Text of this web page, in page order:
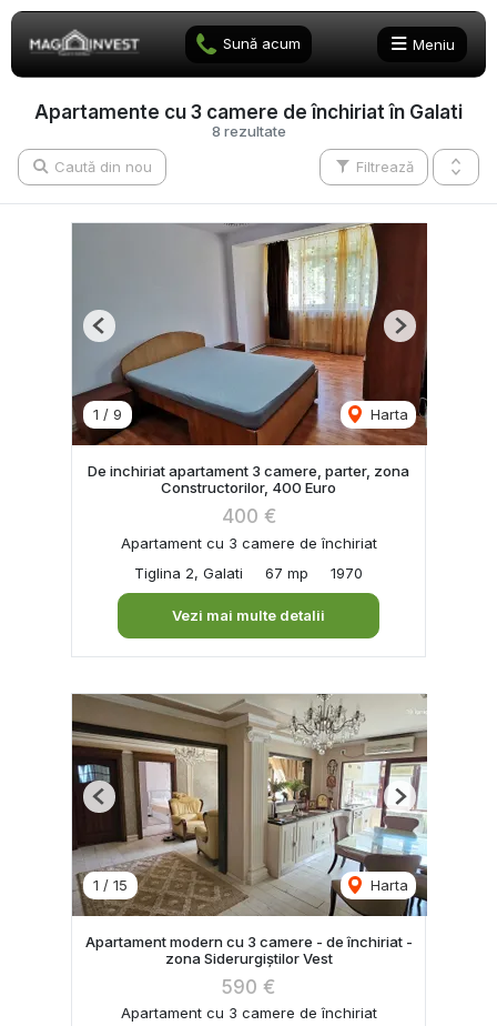
Sună acum Meniu
8 rezultate
Apartamente cu 3 camere de închiriat în Galati
Filtrează
Caută din nou
1 / 9 Harta
Previous Next
De inchiriat apartament 3 camere, parter, zona
Constructorilor, 400 Euro
400 €
Apartament cu 3 camere de închiriat
Tiglina 2, Galati
67 mp 1970
Vezi mai multe detalii
1 / 15 Harta
Previous Next
Apartament modern cu 3 camere - de închiriat -
zona Siderurgiștilor Vest
590 €
Apartament cu 3 camere de închiriat